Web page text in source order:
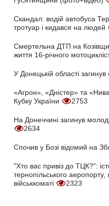
Скандал: водій автобуса
тротуар і кидався на людей
Смертельна ДТП на
життя 16-річного
У Донецькій області
«Агрон», «Дністер» та
Кубку України
2753
На Донеччині загинув
2634
Спочив у Бозі відомий на
"Хто вас привіз до ТЦК?":
тернопільського
військкоматі
2323